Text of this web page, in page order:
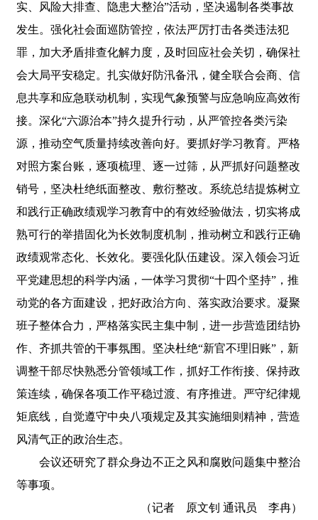
实、风险大排查、隐患大整治”活动，坚决遏制各类事故
发生。强化社会面巡防管控，依法严厉打击各类违法犯
罪，加大矛盾排查化解力度，及时回应社会关切，确保社
会大局平安稳定。扎实做好防汛备汛，健全联合会商、信
息共享和应急联动机制，实现气象预警与应急响应高效衔
接。深化“六源治本”持久提升行动，从严管控各类污染
源，推动空气质量持续改善向好。要抓好学习教育。严格
对照方案台账，逐项梳理、逐一过筛，从严抓好问题整改
销号，坚决杜绝纸面整改、敷衍整改。系统总结提炼树立
和践行正确政绩观学习教育中的有效经验做法，切实将成
熟可行的举措固化为长效制度机制，推动树立和践行正确
政绩观常态化、长效化。要强化队伍建设。深入领会习近
平党建思想的科学内涵，一体学习贯彻“十四个坚持”，推
动党的各方面建设，把好政治方向、落实政治要求。凝聚
班子整体合力，严格落实民主集中制，进一步营造团结协
作、齐抓共管的干事氛围。坚决杜绝“新官不理旧账”，新
调整干部尽快熟悉分管领域工作，抓好工作衔接、保持政
策连续，确保各项工作平稳过渡、有序推进。严守纪律规
矩底线，自觉遵守中央八项规定及其实施细则精神，营造
风清气正的政治生态。
会议还研究了群众身边不正之风和腐败问题集中整治
等事项。
（记者 原文钊 通讯员 李冉）